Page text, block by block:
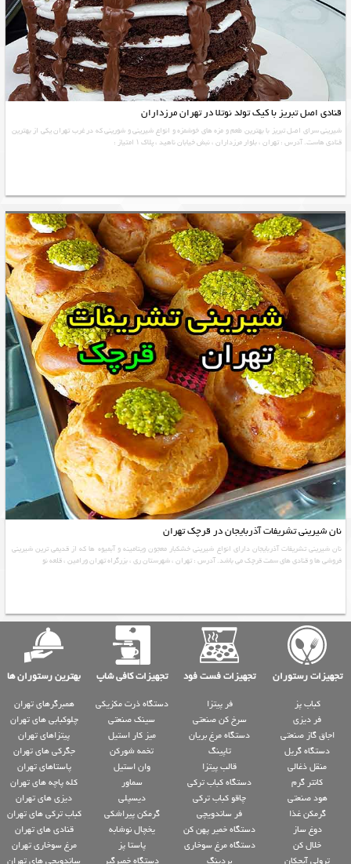
قنادی اصل تبریز با کیک تولد نوتلا در تهران مرزداران
شیرینی سرای اصل تبریز با بهترین طعم و مزه های خوشمزه و انواع شیرینی و شورینی که در غرب تهران یکی از بهترین
قنادی هاست. آدرس : تهران ، بلوار مرزداران ، نبش خیابان ناهید ، پلاک ۱ امتیاز :
نان شیرینی تشریفات آذربایجان در قرچک تهران
نان شیرینی تشریفات آذربایجان دارای انواع شیرینی خشکبار معجون ویتامینه و آبمیوه ها که از قدیمی ترین شیرینی
فروشی ها و قنادی های سمت قرچک می باشد. آدرس : تهران ، شهرستان ری ، بزرگراه تهران ورامین ، قلعه نو
تجهیزات رستوران تجهیزات فست فود تجهیزات کافی شاپ بهترین رستوران ها
کباب پز
فر دیزی
اجاق گاز صنعتی
دستگاه گریل
منقل ذغالی
کانتر گرم
هود صنعتی
گرمکن غذا
دوغ ساز
خلال کن
ترولی آبچکان
فر پیتزا
سرخ کن صنعتی
دستگاه مرغ بریان
تاپینگ
قالب پیتزا
دستگاه کباب ترکی
چاقو کباب ترکی
فر ساندویچی
دستگاه خمیر پهن کن
دستگاه مرغ سوخاری
بردینگ
دستگاه ذرت مکزیکی
سینک صنعتی
میز کار استیل
تخمه شورکن
وان استیل
سماور
دیسپلی
گرمکن پیراشکی
یخچال نوشابه
پاستا پز
دستگاه خمیرگیر
همبرگرهای تهران
چلوکبابی های تهران
پیتزاهای تهران
جگرکی های تهران
پاستاهای تهران
کله پاچه های تهران
دیزی های تهران
کباب ترکی های تهران
قنادی های تهران
مرغ سوخاری تهران
ساندویچی های تهران